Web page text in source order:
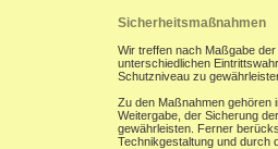
Sicherheitsmaßnahmen
Wir treffen nach Maßgabe
unterschiedlichen
Schutzniveau zu
Zu den Maßnahmen gehören
Weitergabe, der Sicherung
gewährleisten. Ferner
Technikgestaltung und durch